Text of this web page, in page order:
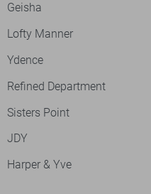
Geisha
Lofty Manner
Ydence
Refined Department
Sisters Point
JDY
Harper & Yve